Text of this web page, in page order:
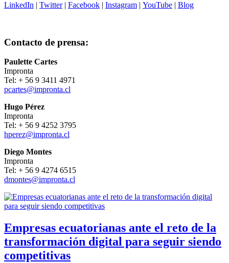
LinkedIn | Twitter| Facebook | Instagram | YouTube | Blog
Contacto de prensa:
Paulette Cartes
Impronta
Tel: + 56 9 3411 4971
pcartes@impronta.cl
Hugo Pérez
Impronta
Tel: + 56 9 4252 3795
hperez@impronta.cl
Diego Montes
Impronta
Tel: + 56 9 4274 6515
dmontes@impronta.cl
Empresas ecuatorianas ante el reto de la
transformación digital para seguir siendo
competitivas